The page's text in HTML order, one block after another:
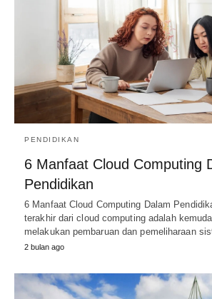
PENDIDIKAN
6 Manfaat Cloud Computing
Pendidikan
6 Manfaat Cloud Computing Dalam
terakhir dari cloud computing adalah
melakukan pembaruan dan pemeliharaan
2 bulan ago